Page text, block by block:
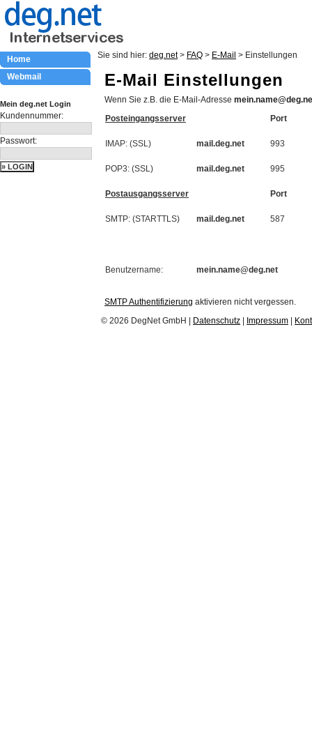
Home
Webmail
Mein deg.net Login
Kundennummer:
Passwort:
Sie sind hier: deg.net> FAQ > E-Mail > Einstellungen
E-Mail Einstellungen
Wenn Sie z.B. die E-Mail-Adresse
Posteingangsserver
Port
IMAP: (SSL) mail.deg.net 993
POP3: (SSL) mail.deg.net 995
Postausgangsserver Port
SMTP: (STARTTLS) mail.deg.net 587
Benutzername: mein.name@deg.net
SMTP Authentifizierung aktivieren nicht vergessen.
© 2026 DegNet GmbH |
Datenschutz Impressum